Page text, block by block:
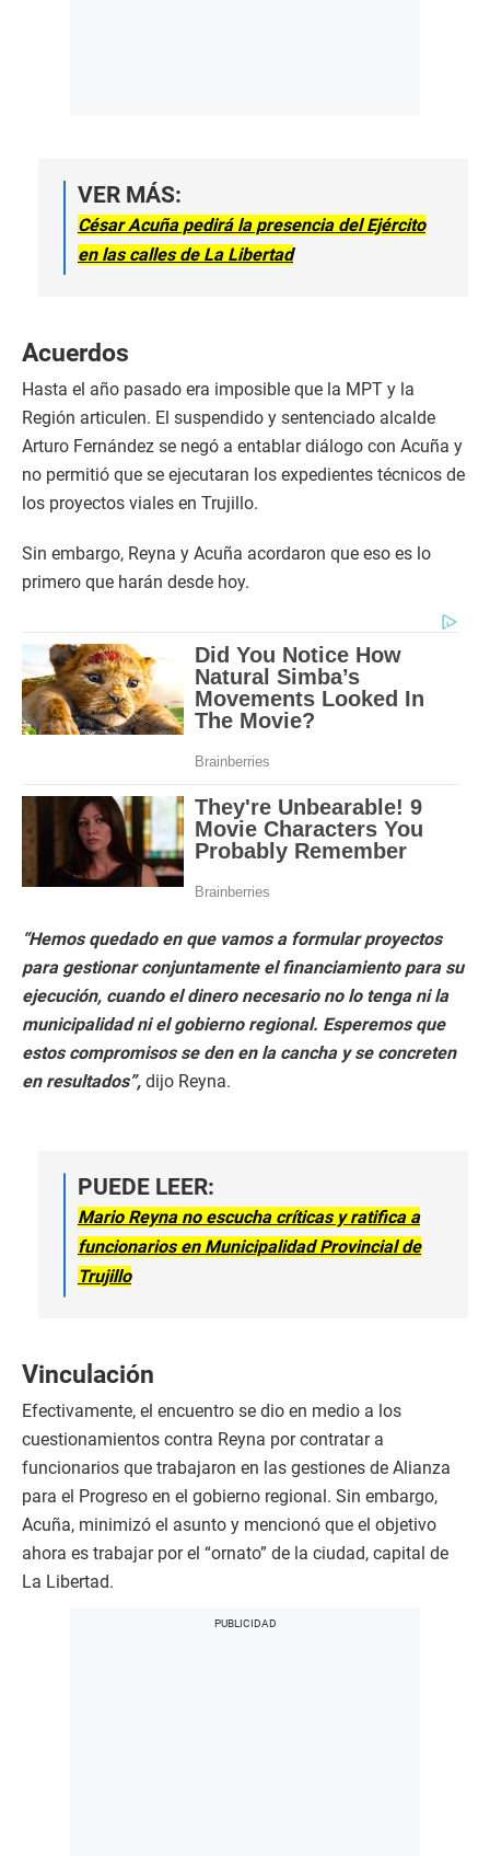
VER MÁS:
César Acuña pedirá la presencia del Ejército
en las calles de La Libertad
Acuerdos
Hasta el año pasado era imposible que la MPT y la
Región articulen. El suspendido y sentenciado alcalde
Arturo Fernández se negó a entablar diálogo con Acuña y
no permitió que se ejecutaran los expedientes técnicos de
los proyectos viales en Trujillo.
Sin embargo, Reyna y Acuña acordaron que eso es lo
primero que harán desde hoy.
“Hemos quedado en que vamos a formular proyectos
para gestionar conjuntamente el financiamiento para su
ejecución, cuando el dinero necesario no lo tenga ni la
municipalidad ni el gobierno regional. Esperemos que
estos compromisos se den en la cancha y se concreten
en resultados”, dijo Reyna.
PUEDE LEER:
Mario Reyna no escucha críticas y ratifica a
funcionarios en Municipalidad Provincial de
Trujillo
Vinculación
Efectivamente, el encuentro se dio en medio a los
cuestionamientos contra Reyna por contratar a
funcionarios que trabajaron en las gestiones de Alianza
para el Progreso en el gobierno regional. Sin embargo,
Acuña, minimizó el asunto y mencionó que el objetivo
ahora es trabajar por el “ornato” de la ciudad, capital de
La Libertad.